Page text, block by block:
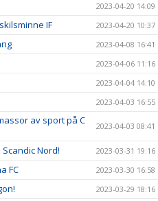
2023-04-20 14:09
IF 2023-04-20 10:37
2023-04-08 16:41
2023-04-06 11:16
2023-04-04 14:10
2023-04-03 16:55
av sport på C
2023-04-03 08:41
Nord! 2023-03-31 19:16
FC 2023-03-30 16:58
2023-03-29 18:16